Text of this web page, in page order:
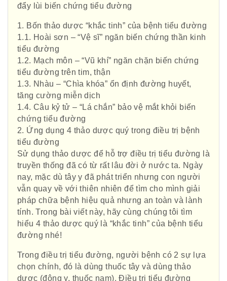
đẩy lùi biến chứng tiểu đường
1. Bốn thảo dược “khắc tinh” của bệnh tiểu đường
1.1. Hoài sơn – “Vệ sĩ” ngăn biến chứng thần kinh
tiểu đường
1.2. Mạch môn – “Vũ khí” ngăn chặn biến chứng
tiểu đường trên tim, thận
1.3. Nhàu – “Chìa khóa” ổn định đường huyết,
tăng cường miễn dịch
1.4. Câu kỷ tử – “Lá chắn” bảo vệ mắt khỏi biến
chứng tiểu đường
2. Ứng dụng 4 thảo dược quý trong điều trị bệnh
tiểu đường
Sử dụng thảo dược để hỗ trợ điều trị tiểu đường là
truyền thống đã có từ rất lâu đời ở nước ta. Ngày
nay, mặc dù tây y đã phát triển nhưng con người
vẫn quay về với thiên nhiên để tìm cho mình giải
pháp chữa bệnh hiệu quả nhưng an toàn và lành
tính. Trong bài viết này, hãy cùng chúng tôi tìm
hiểu 4 thảo dược quý là “khắc tinh” của bệnh tiểu
đường nhé!
Trong điều trị tiểu đường, người bệnh có 2 sự lựa
chọn chính, đó là dùng thuốc tây và dùng thảo
dược (đông y, thuốc nam). Điều trị tiểu đường